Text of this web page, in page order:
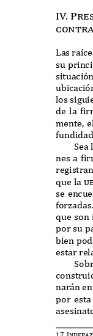
IV. P
Las raí
su
los
de laf
mente,
Sea
nes a f
registran
que la
se
forzadas
que
por su
bien
estar
S
narán
por
17